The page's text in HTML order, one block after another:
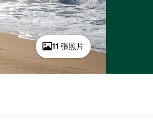
11 張照片